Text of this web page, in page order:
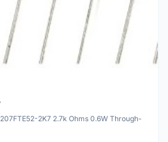
2K7 2.7k Ohms 0.6W Through-